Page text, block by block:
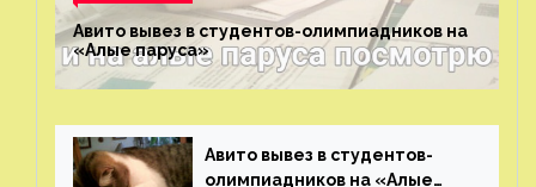
Авито вывез в студентов-олимпиадников на
«Алые паруса»⁠⁠
Авито вывез в студентов-
олимпиадников на «Алые